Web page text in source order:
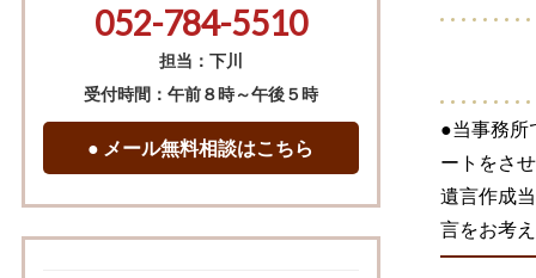
●当事務所
ートをさ
遺言作成
言をお考
052-784-5510
担当：下川
受付時間：午前８時～午後５時
● メール無料相談はこちら